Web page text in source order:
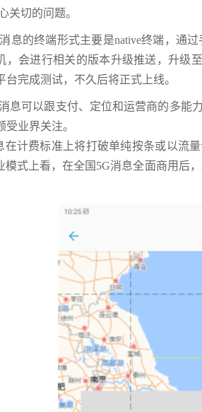
关切的问题。
息的终端形式主要是native终端，通
，会进行相关的版本升级推送，升级
完成测试，不久后将正式上线。
息可以跟支付、定位和运营商的多能
业界关注。
在计费标准上将打破单纯按条或以流
模式上看，在全国5G消息全面商用后